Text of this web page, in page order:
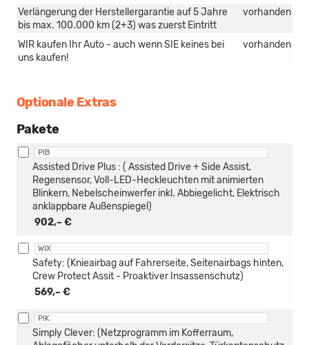
Verlängerung der Herstellergarantie auf 5 Jahre
bis max. 100.000 km (2+3) was zuerst Eintritt
vorhanden
WIR kaufen Ihr Auto - auch wenn SIE keines bei
uns kaufen!
vorhanden
Optionale Extras
Pakete
PIB
902,– €
Assisted Drive Plus : ( Assisted Drive + Side Assist,
Regensensor, Voll-LED-Heckleuchten mit animierten
Blinkern, Nebelscheinwerfer inkl. Abbiegelicht, Elektrisch
anklappbare Außenspiegel)
WIX
569,– €
Safety: (Knieairbag auf Fahrerseite, Seitenairbags hinten,
Crew Protect Assit - Proaktiver Insassenschutz)
PIK
Simply Clever: (Netzprogramm im Kofferraum,